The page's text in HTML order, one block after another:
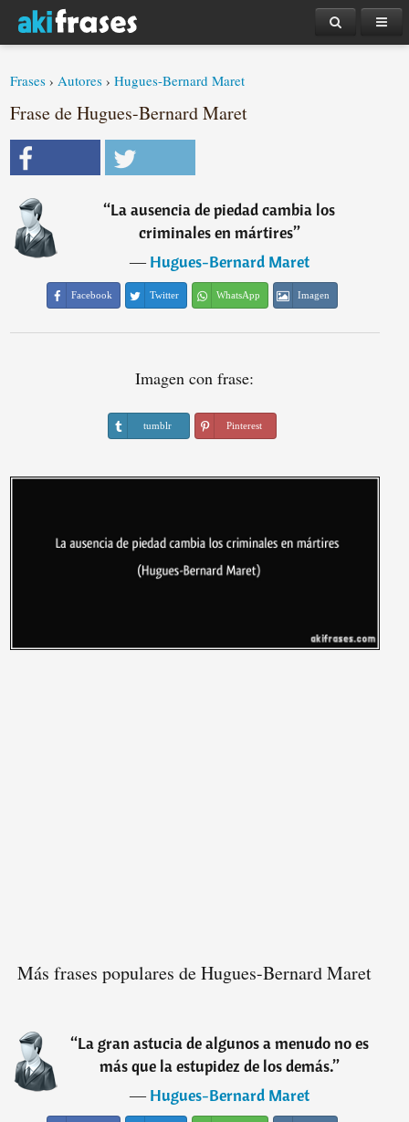
Frases ›Autores ›Hugues-Bernard Maret
Frase de Hugues-Bernard Maret
“La ausencia de piedad cambia los
criminales en mártires”
―Hugues-Bernard Maret
Facebook Twitter WhatsApp Imagen
Imagen con frase:
tumblr Pinterest
Más frases populares de Hugues-Bernard Maret
“La gran astucia de algunos a menudo no es
más que la estupidez de los demás.”
―Hugues-Bernard Maret